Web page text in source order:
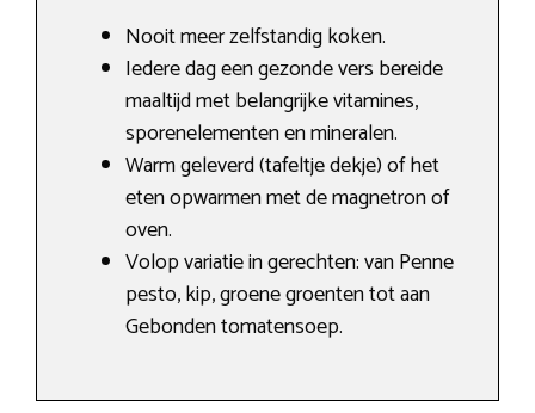
Nooit meer zelfstandig koken.
Iedere dag een gezonde vers bereide
maaltijd met belangrijke vitamines,
sporenelementen en mineralen.
Warm geleverd (tafeltje dekje) of het
eten opwarmen met de magnetron of
oven.
Volop variatie in gerechten: van Penne
pesto, kip, groene groenten tot aan
Gebonden tomatensoep.